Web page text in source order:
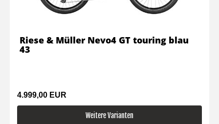
4.999,00 EUR
Weitere Varianten
Riese & Müller Nevo4 GT touring blau
43